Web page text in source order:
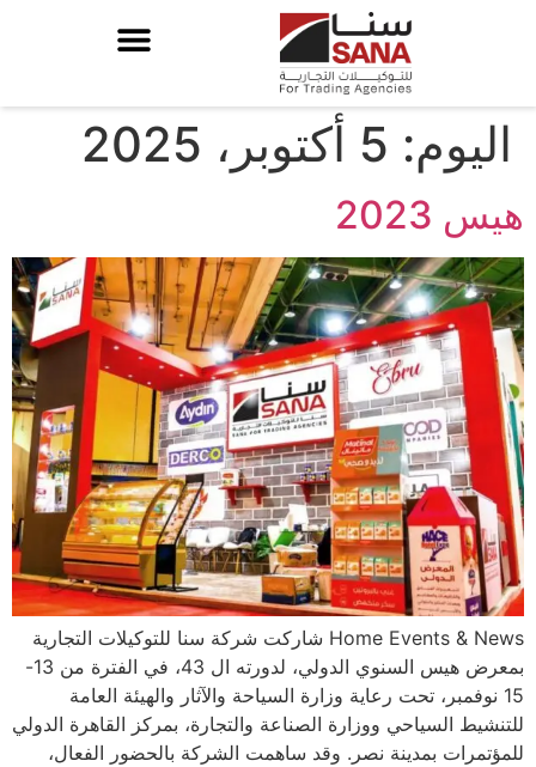
اليوم: 5 أكتوبر، 2025
هيس 2023
Home Events & News شاركت شركة سنا للتوكيلات التجارية
بمعرض هيس السنوي الدولي، لدورته ال 43، في الفترة من 13-
15 نوفمبر، تحت رعاية وزارة السياحة والآثار والهيئة العامة
للتنشيط السياحي ووزارة الصناعة والتجارة، بمركز القاهرة الدولي
للمؤتمرات بمدينة نصر. وقد ساهمت الشركة بالحضور الفعال،